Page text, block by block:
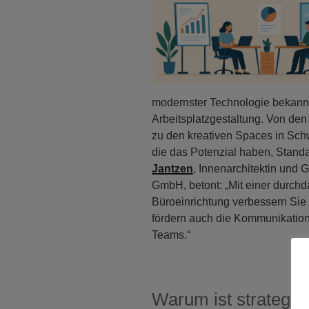
modernster Technologie
Arbeitsplatzgestaltung. Von
zu den kreativen Spaces in
die das Potenzial haben,
Jantzen, Innenarchitektin und
GmbH, betont: „Mit einer
Büroeinrichtung verbessern
fördern auch die
Teams.“
Warum ist